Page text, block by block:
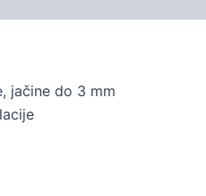
jačine do 3 mm